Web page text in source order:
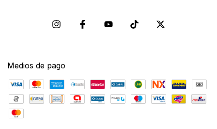
Medios de pago